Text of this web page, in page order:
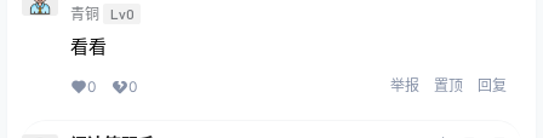
青铜 Lv0
看看
0 0 举报 置顶 回复